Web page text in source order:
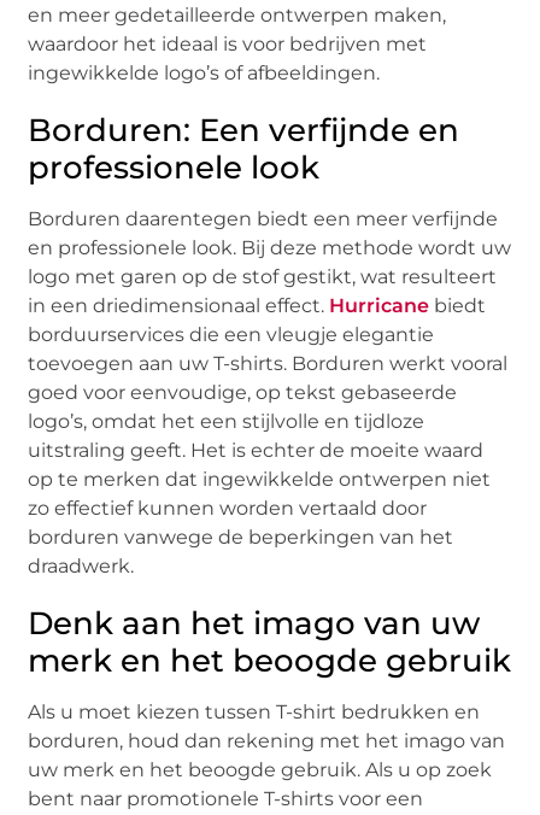
en meer gedetailleerde ontwerpen maken,
waardoor het ideaal is voor bedrijven met
ingewikkelde logo’s of afbeeldingen.
Borduren: Een verfijnde en
professionele look
Borduren daarentegen biedt een meer verfijnde
en professionele look. Bij deze methode wordt uw
logo met garen op de stof gestikt, wat resulteert
in een driedimensionaal effect. Hurricane biedt
borduurservices die een vleugje elegantie
toevoegen aan uw T-shirts. Borduren werkt vooral
goed voor eenvoudige, op tekst gebaseerde
logo’s, omdat het een stijlvolle en tijdloze
uitstraling geeft. Het is echter de moeite waard
op te merken dat ingewikkelde ontwerpen niet
zo effectief kunnen worden vertaald door
borduren vanwege de beperkingen van het
draadwerk.
Denk aan het imago van uw
merk en het beoogde gebruik
Als u moet kiezen tussen T-shirt bedrukken en
borduren, houd dan rekening met het imago van
uw merk en het beoogde gebruik. Als u op zoek
bent naar promotionele T-shirts voor een